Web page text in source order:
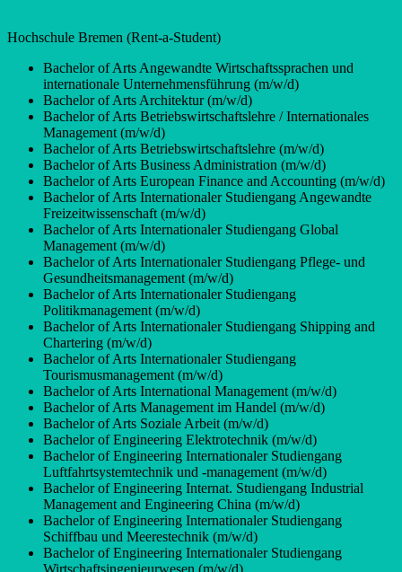
Hochschule Bremen (Rent-a-Student)
Bachelor of Arts Angewandte Wirtschaftssprachen und
internationale Unternehmensführung (m/w/d)
Bachelor of Arts Architektur (m/w/d)
Bachelor of Arts Betriebswirtschaftslehre / Internationales
Management (m/w/d)
Bachelor of Arts Betriebswirtschaftslehre (m/w/d)
Bachelor of Arts Business Administration (m/w/d)
Bachelor of Arts European Finance and Accounting (m/w/d)
Bachelor of Arts Internationaler Studiengang Angewandte
Freizeitwissenschaft (m/w/d)
Bachelor of Arts Internationaler Studiengang Global
Management (m/w/d)
Bachelor of Arts Internationaler Studiengang Pflege- und
Gesundheitsmanagement (m/w/d)
Bachelor of Arts Internationaler Studiengang
Politikmanagement (m/w/d)
Bachelor of Arts Internationaler Studiengang Shipping and
Chartering (m/w/d)
Bachelor of Arts Internationaler Studiengang
Tourismusmanagement (m/w/d)
Bachelor of Arts International Management (m/w/d)
Bachelor of Arts Management im Handel (m/w/d)
Bachelor of Arts Soziale Arbeit (m/w/d)
Bachelor of Engineering Elektrotechnik (m/w/d)
Bachelor of Engineering Internationaler Studiengang
Luftfahrtsystemtechnik und -management (m/w/d)
Bachelor of Engineering Internat. Studiengang Industrial
Management and Engineering China (m/w/d)
Bachelor of Engineering Internationaler Studiengang
Schiffbau und Meerestechnik (m/w/d)
Bachelor of Engineering Internationaler Studiengang